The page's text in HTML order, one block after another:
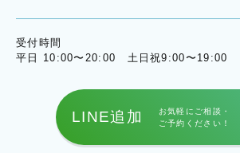
受付時間
平日 10:00〜20:00 土日祝9:00〜19:00
LINE追加
お気軽にご相談・
ご予約ください！